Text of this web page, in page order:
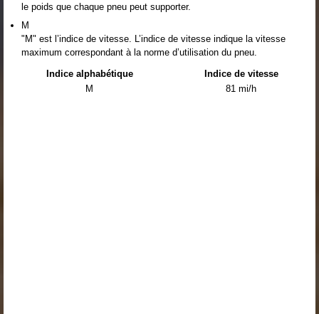
le poids que chaque pneu peut supporter.
M
"M" est l’indice de vitesse. L’indice de vitesse indique la vitesse
maximum correspondant à la norme d’utilisation du pneu.
Indice alphabétique
Indice de vitesse
M
81 mi/h